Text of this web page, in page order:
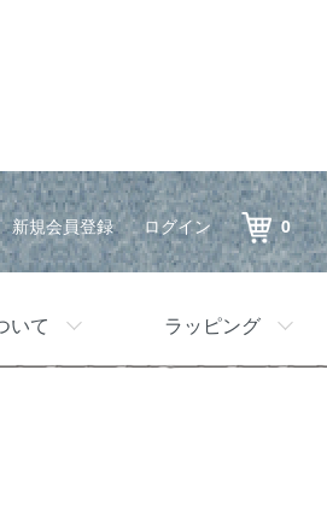
新規会員登録 ログイン 0
いて ラッピング